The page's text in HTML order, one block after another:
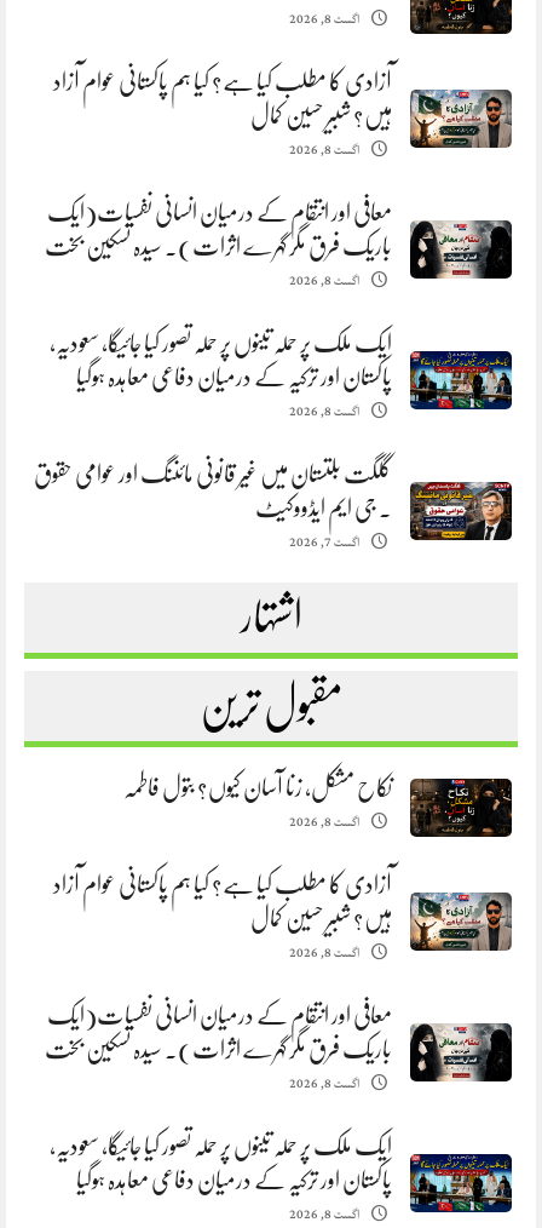
اگست 8, 2026
آزادی کا مطلب کیا ہے؟ کیا ہم پاکستانی عوام آزاد
ہیں؟ شبیر حسین کمال
اگست 8, 2026
معافی اور انتقام کے درمیان انسانی نفسیات(ایک
باریک فرق مگر گہرے اثرات). سیدہ تسکین بخت
اگست 8, 2026
ایک ملک پر حملہ تینوں پر حملہ تصور کیا جائیگا، سعودیہ،
پاکستان اور ترکیہ کے درمیان دفاعی معاہدہ ہوگیا
اگست 8, 2026
گلگت بلتستان میں غیر قانونی مائننگ اور عوامی حقوق
. جی ایم ایڈووکیٹ
اگست 7, 2026
اشتہار
مقبول ترین
نکاح مشکل، زنا آسان کیوں؟ بتول فاطمہ
اگست 8, 2026
آزادی کا مطلب کیا ہے؟ کیا ہم پاکستانی عوام آزاد
ہیں؟ شبیر حسین کمال
اگست 8, 2026
معافی اور انتقام کے درمیان انسانی نفسیات(ایک
باریک فرق مگر گہرے اثرات). سیدہ تسکین بخت
اگست 8, 2026
ایک ملک پر حملہ تینوں پر حملہ تصور کیا جائیگا، سعودیہ،
پاکستان اور ترکیہ کے درمیان دفاعی معاہدہ ہوگیا
اگست 8, 2026